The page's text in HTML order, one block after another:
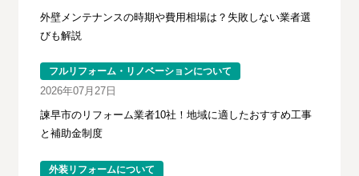
外壁メンテナンスの時期や費用相場は？失敗しない業者選
びも解説
フルリフォーム・リノベーションについて
2026年07月27日
諫早市のリフォーム業者10社！地域に適したおすすめ工事
と補助金制度
外装リフォームについて